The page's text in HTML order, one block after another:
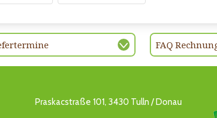
FAQ
Praskacstraße 101, 3430 Tulln / Donau